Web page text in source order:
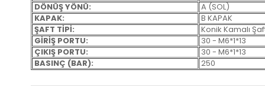
DÖNÜŞ YÖNÜ:
A (SOL)
KAPAK:
B KAPAK
ŞAFT TİPİ:
Konik Kamalı
GİRİŞ PORTU:
30 - M6*1*13
ÇIKIŞ PORTU:
30 - M6*1*13
BASINÇ (BAR):
250